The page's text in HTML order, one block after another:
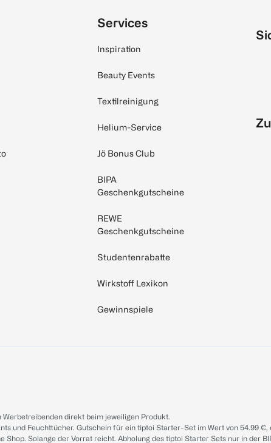
Services
Inspiration
Beauty Events
Textilreinigung
Helium-Service
Jö Bonus Club
BIPA
Geschenkgutscheine
REWE
Geschenkgutscheine
Studentenrabatte
Wirkstoff Lexikon
Gewinnspiele
direkt beim jeweiligen Produkt.
und Feuchttücher. Gutschein für ein tiptoi Starter-Set im Wert von 54.99
Shop. Solange der Vorrat reicht. Abholung des tiptoi Starter Sets nur in der